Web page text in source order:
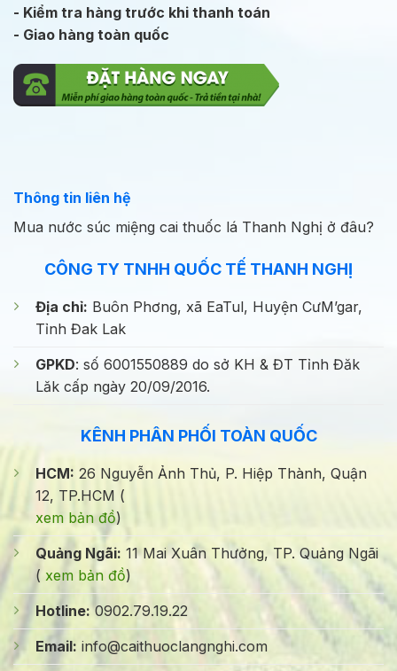
- Kiểm tra hàng trước khi thanh toán
- Giao hàng toàn quốc
Thông tin liên hệ
Mua nước súc miệng cai thuốc lá Thanh Nghị ở đâu?
CÔNG TY TNHH QUỐC TẾ THANH NGHỊ
Địa chỉ: Buôn Phơng, xã EaTul, Huyện CưM’gar,
Tỉnh Đak Lak
GPKD: số 6001550889 do sở KH & ĐT Tỉnh Đăk
Lăk cấp ngày 20/09/2016.
KÊNH PHÂN PHỐI TOÀN QUỐC
HCM: 26 Nguyễn Ảnh Thủ, P. Hiệp Thành, Quận
12, TP.HCM (
xem bản đồ)
Quảng Ngãi: 11 Mai Xuân Thưởng, TP. Quảng Ngãi
( xem bản đồ)
Hotline:0902.79.19.22
Email: info@caithuoclangnghi.com